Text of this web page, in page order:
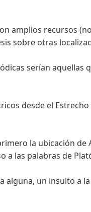
amplios recursos
sobre otras
serían aquellas
desde el
la ubicación de
las palabras de
un insulto a